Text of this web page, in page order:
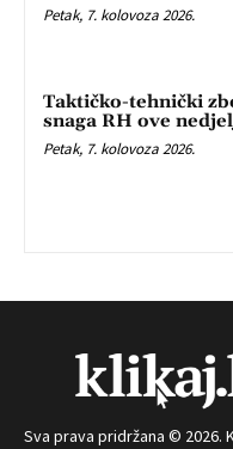
Petak, 7. kolovoza 2026.
Taktičko-tehnički
snaga RH ove
Petak, 7. kolovoza 2026.
Sva prava pridržana © 2026.